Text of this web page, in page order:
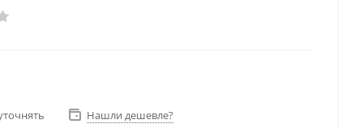
Нашли дешевле?